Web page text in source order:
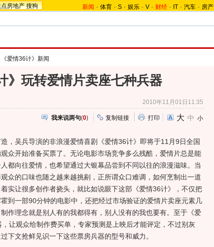
房地产 搜狗 新闻 - 体育 - S - 娱乐 - V - 财经 - IT - 汽车 - 房产
《爱情36计》新闻
》玩转爱情片卖座七种兵器
2010年11月01日11:35
我来说两句(0) 复制链接 打印 大 中 小
吴兵导演的非浪漫爱情喜剧《爱情36计》即将于11月9日全国
众开始准备买票了。无论电影市场竞争多么残酷，爱情片总是能
都向往爱情，也希望通过大银幕品尝到不同以往的浪漫滋味。当
众的口味也随之越来越挑剔，正所谓众口难调，如何烹制出一道
实让很多创作者挠头，就比如说眼下这部《爱情36计》，不仅把
到一部90分钟的电影中，还把经过市场验证的爱情片卖座元素几
作理念就是别人有的我都得有，别人没有的我也要有。至于《爱
让观众给制作费买单，专家预测是上映后才能评定，不过别灰
下文抢鲜见识一下这些票房兵器的型号和威力。